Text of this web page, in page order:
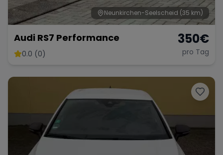
Neunkirchen-Seelscheid (35 km)
Audi RS7 Performance
0.0 (0)
350€
pro Tag